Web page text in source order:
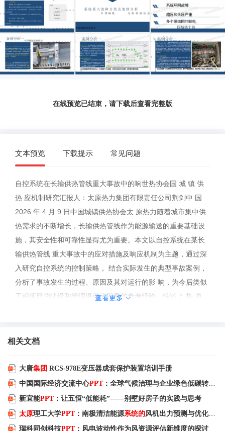
在线预览已结束，请下载后查看完整版
文本预览 下载提示 常见问题
自控系统在长输供热管线重大事故中的响世热协会国 城 镇 供
热 应机制研究汇报人：太原热力集团有限责任公司荆剑中 国
2026 年 4 月 9 日中国城镇供热协会太 原热力随着城市集中供
热需求的不断增长，长输供热管线作为能源输送的重要基础设
施，其安全性和可靠性显得尤为重要。本文以自控系统在某长
输供热管线 重大事故中的应对措施及响应机制为主题，通过深
入研究自控系统的控制策略， 结合实际发生的典型事故案例，
分析了事故发生的过程、原因及其对运行的影 响，为今后类似
工程项目的建设和管理提供了宝贵的参考经验。综述上 热 协
故 障 分 类 及 案 例 分 析总 结 与 结 论0103目录中国城镇供热
国城镇供热协会地 协 会本文介绍为某供大型热网供热主管道及
中继能源站工程，热源来自某电 厂。工程内容包括一个热电厂
供热首站、三个中继泵站 (1# 、 2# 、 3# 泵站 ) 、 一个事故补
水站、 一个中继能源站、三段隧道 ( 隧道全长15.17km, 其中最
长隧道长 11km) 、 一个隧道设备调度中心 ( 设置在 3#中继泵
查看更多
相关文档
大唐集团 RCS-978E变压器成套保护装置培训手册
中国国际经济交流中心PPT：全球气候治理与企业绿色低碳转型机遇
新宜能PPT：让五恒“低能耗”——别墅好房子的实践与思考
太原理工大学PPT：南极清洁能源系统的风机出力预测与优化运行
瑞科同创科技PPT：风电波动性作为风资源评估新维度的探讨